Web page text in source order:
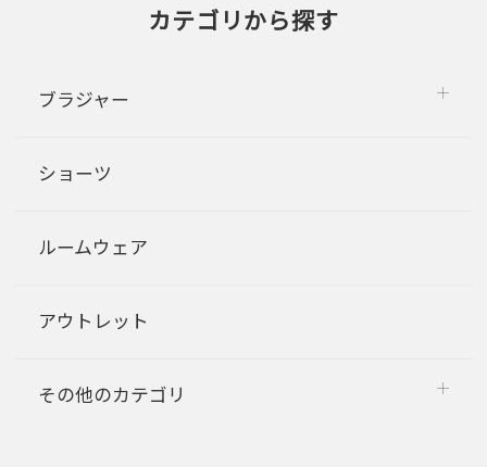
カテゴリから探す
ブラジャー
ショーツ
ルームウェア
アウトレット
その他のカテゴリ